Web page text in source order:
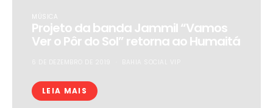
MÚSICA
Projeto da banda Jammil “Vamos
Ver o Pôr do Sol” retorna ao Humaitá
LEIA MAIS